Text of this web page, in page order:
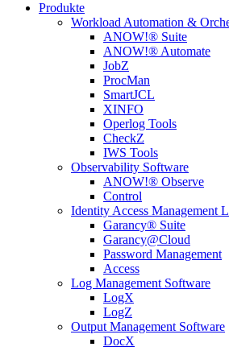
Produkte
Workload Automation &
ANOW!® Suite
ANOW!® Automate
JobZ
ProcMan
SmartJCL
XINFO
Operlog Tools
CheckZ
IWS Tools
Observability Software
ANOW!® Observe
Control
Identity Access Management
Garancy® Suite
Garancy@Cloud
Password Management
Access
Log Management Software
LogX
LogZ
Output Management Software
DocX